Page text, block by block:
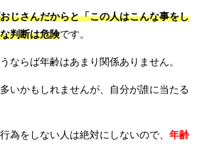
じさんだからと「この人はこんな事をし
判断は危険です。
ならば年齢はあまり関係ありません。
いかもしれませんが、自分が誰に当たる
為をしない人は絶対にしないので、 年齢